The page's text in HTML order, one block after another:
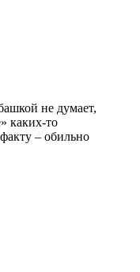
не думает,
каких-то
– обильно